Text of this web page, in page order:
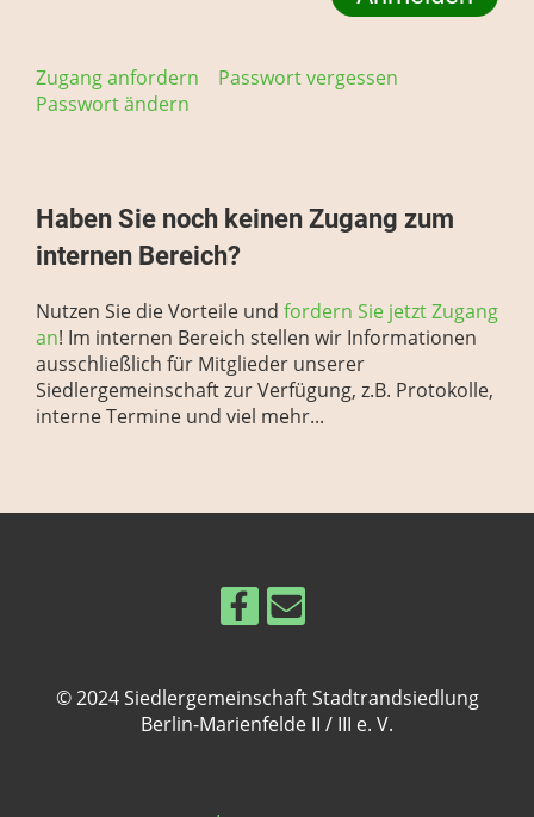
Zugang anfordern
Passwort vergessen
Passwort ändern
Haben Sie noch keinen Zugang zum
internen Bereich?
Nutzen Sie die Vorteile und fordern Sie jetzt Zugang
an! Im internen Bereich stellen wir Informationen
ausschließlich für Mitglieder unserer
Siedlergemeinschaft zur Verfügung, z.B. Protokolle,
interne Termine und viel mehr...
© 2024 Siedlergemeinschaft Stadtrandsiedlung
Berlin-Marienfelde II / III e. V.